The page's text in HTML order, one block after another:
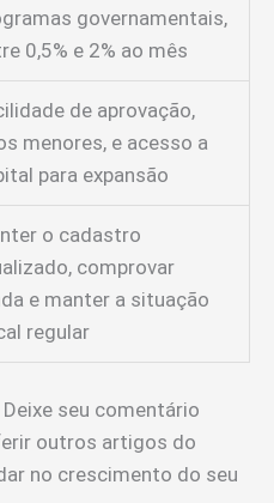
governamentais,
0,5% e 2% ao mês
de aprovação,
menores, e acesso a
para expansão
o cadastro
comprovar
e manter a situação
regular
seu comentário
outros artigos do
no crescimento do seu